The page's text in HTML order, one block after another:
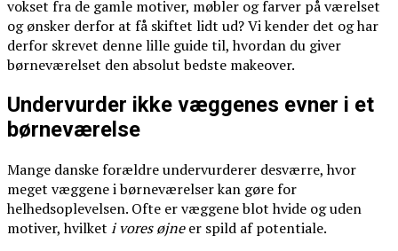
vokset fra de gamle motiver, møbler og farver på værelset
og ønsker derfor at få skiftet lidt ud? Vi kender det og har
derfor skrevet denne lille guide til, hvordan du giver
børneværelset den absolut bedste makeover.
Undervurder ikke væggenes evner i et
børneværelse
Mange danske forældre undervurderer desværre, hvor
meget væggene i børneværelser kan gøre for
helhedsoplevelsen. Ofte er væggene blot hvide og uden
motiver, hvilket i vores øjneer spild af potentiale.